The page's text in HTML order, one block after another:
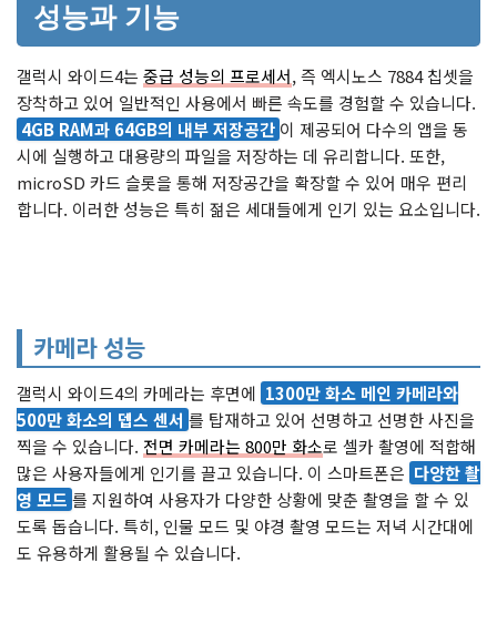
성능과 기능
갤럭시 와이드4는 중급 성능의 프로세서, 즉 엑시노스 7884 칩셋을
장착하고 있어 일반적인 사용에서 빠른 속도를 경험할 수 있습니다.
4GB RAM과 64GB의 내부 저장공간 이 제공되어 다수의 앱을 동
시에 실행하고 대용량의 파일을 저장하는 데 유리합니다. 또한,
microSD 카드 슬롯을 통해 저장공간을 확장할 수 있어 매우 편리
합니다. 이러한 성능은 특히 젊은 세대들에게 인기 있는 요소입니다.
카메라 성능
갤럭시 와이드4의 카메라는 후면에 1300만 화소 메인 카메라와
500만 화소의 뎁스 센서 를 탑재하고 있어 선명하고 선명한 사진을
찍을 수 있습니다. 전면 카메라는 800만 화소로 셀카 촬영에 적합해
많은 사용자들에게 인기를 끌고 있습니다. 이 스마트폰은 다양한 촬
영 모드 를 지원하여 사용자가 다양한 상황에 맞춘 촬영을 할 수 있
도록 돕습니다. 특히, 인물 모드 및 야경 촬영 모드는 저녁 시간대에
도 유용하게 활용될 수 있습니다.